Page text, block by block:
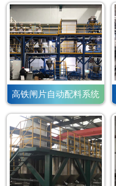
泵）
高铁闸片自动配料系统